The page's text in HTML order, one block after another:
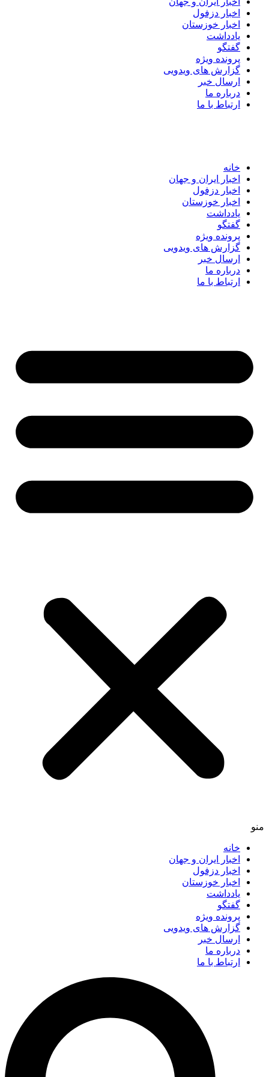
اخبار دزفول
اخبار خوزستان
یادداشت
گفتگو
پرونده ویژه
گزارش های ویدویی
ارسال خبر
درباره ما
ارتباط با ما
خانه
اخبار ایران و جهان
اخبار دزفول
اخبار خوزستان
یادداشت
گفتگو
پرونده ویژه
گزارش های ویدویی
ارسال خبر
درباره ما
ارتباط با ما
خانه
اخبار ایران و جهان
اخبار دزفول
اخبار خوزستان
یادداشت
گفتگو
پرونده ویژه
گزارش های ویدویی
ارسال خبر
درباره ما
ارتباط با ما